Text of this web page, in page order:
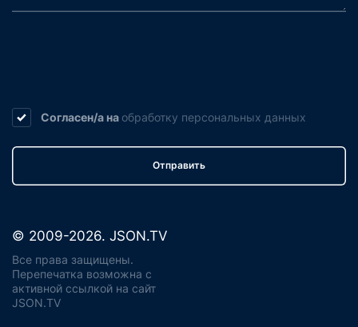
Согласен/а на обработку персональных данных
Отправить
© 2009-2026. JSON.TV
Все права защищены.
Перепечатка возможна с
активной ссылкой на сайт
JSON.TV